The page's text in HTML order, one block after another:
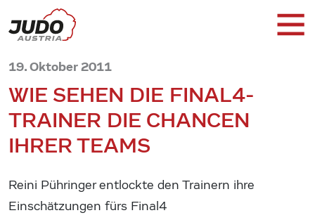
19. Oktober 2011
WIE SEHEN DIE FINAL4-
TRAINER DIE CHANCEN
IHRER TEAMS
Reini Pühringer entlockte den Trainern ihre
Einschätzungen fürs Final4